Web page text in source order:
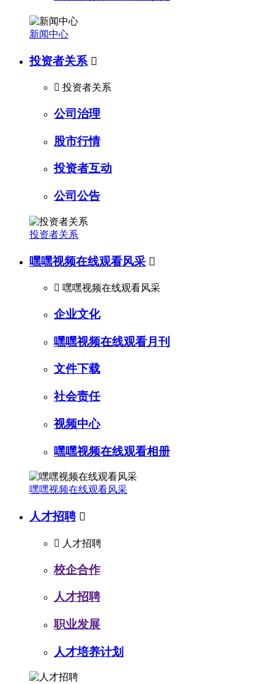
新闻中心
投资者关系 
 投资者关系
公司治理
股市行情
投资者互动
公司公告
投资者关系
嘿嘿视频在线观看风采 
 嘿嘿视频在线观看风采
企业文化
嘿嘿视频在线观看月刊
文件下载
社会责任
视频中心
嘿嘿视频在线观看相册
嘿嘿视频在线观看风采
人才招聘 
 人才招聘
校企合作
人才招聘
职业发展
人才培养计划